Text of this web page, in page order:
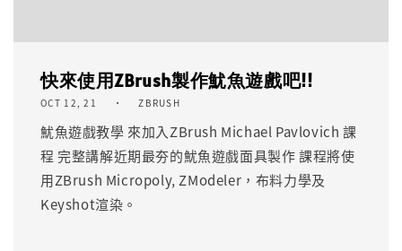
快來使用ZBrush製作魷魚遊戲吧!!
OCT 12, 21 ZBRUSH
魷魚遊戲教學 來加入ZBrush Michael Pavlovich 課
程 完整講解近期最夯的魷魚遊戲面具製作 課程將使
用ZBrush Micropoly, ZModeler，布料力學及
Keyshot渲染。